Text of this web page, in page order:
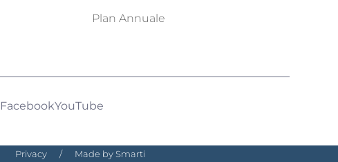
Plan Annuale
FacebookYouTube
Privacy/ Made by Smarti